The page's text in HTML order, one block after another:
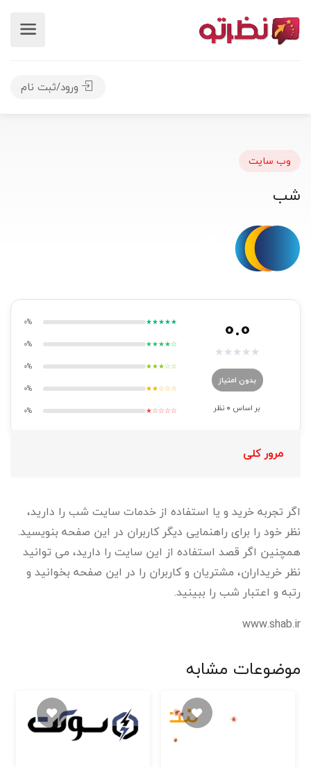
ورود/ثبت نام
وب سایت
شب
0.0
★
★
★
★
★
بدون امتیاز
بر اساس 0 نظر
★★★★★
0%
★★★★☆
0%
★★★☆☆
0%
★★☆☆☆
0%
★☆☆☆☆
0%
مرور کلی
اگر تجربه خرید و یا استفاده از خدمات سایت شب را دارید،
نظر خود را برای راهنمایی دیگر کاربران در این صفحه بنویسید.
همچنین اگر قصد استفاده از این سایت را دارید، می توانید
نظر خریداران، مشتریان و کاربران را در این صفحه بخوانید و
رتبه و اعتبار شب را ببینید.
www.shab.ir
موضوعات مشابه